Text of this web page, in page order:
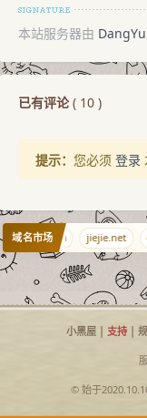
本站服务器由
已有评论( 10 )
提示： 您必须 登录
域名市场
0l6.com jiejie.net
小黑屋| 支持|
© 始于